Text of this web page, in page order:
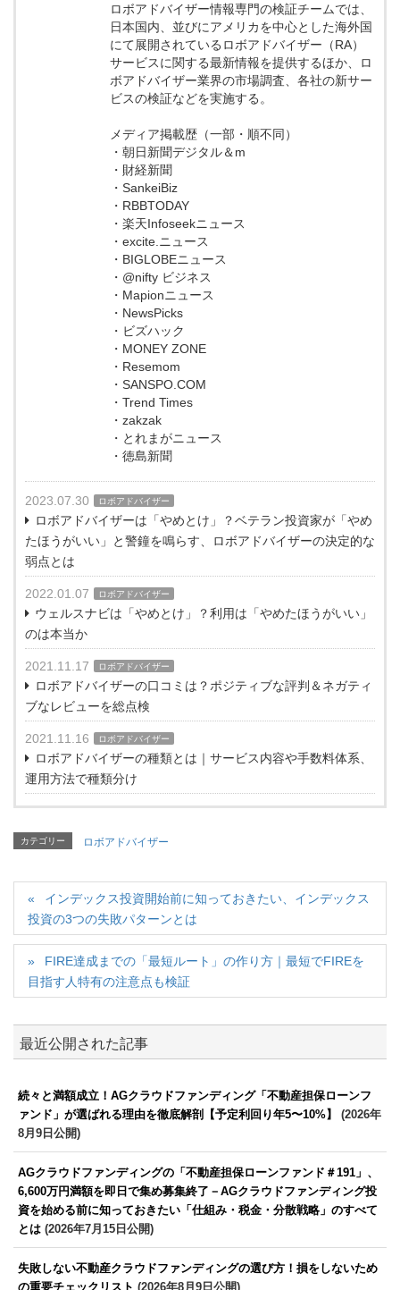
ロボアドバイザー情報専門の検証チームでは、
日本国内、並びにアメリカを中心とした海外国
にて展開されているロボアドバイザー（RA）
サービスに関する最新情報を提供するほか、ロ
ボアドバイザー業界の市場調査、各社の新サー
ビスの検証などを実施する。
メディア掲載歴（一部・順不同）
・朝日新聞デジタル＆m
・財経新聞
・SankeiBiz
・RBBTODAY
・楽天Infoseekニュース
・excite.ニュース
・BIGLOBEニュース
・@nifty ビジネス
・Mapionニュース
・NewsPicks
・ビズハック
・MONEY ZONE
・Resemom
・SANSPO.COM
・Trend Times
・zakzak
・とれまがニュース
・徳島新聞
2023.07.30 ロボアドバイザー
ロボアドバイザーは「やめとけ」？ベテラン投資家が「やめ
たほうがいい」と警鐘を鳴らす、ロボアドバイザーの決定的な
弱点とは
2022.01.07 ロボアドバイザー
ウェルスナビは「やめとけ」？利用は「やめたほうがいい」
のは本当か
2021.11.17 ロボアドバイザー
ロボアドバイザーの口コミは？ポジティブな評判＆ネガティ
ブなレビューを総点検
2021.11.16 ロボアドバイザー
ロボアドバイザーの種類とは｜サービス内容や手数料体系、
運用方法で種類分け
カテゴリー ロボアドバイザー
インデックス投資開始前に知っておきたい、インデックス
投資の3つの失敗パターンとは
FIRE達成までの「最短ルート」の作り方｜最短でFIREを
目指す人特有の注意点も検証
最近公開された記事
続々と満額成立！AGクラウドファンディング「不動産担保ローンフ
ァンド」が選ばれる理由を徹底解剖【予定利回り年5〜10%】
(2026年
8月9日公開)
AGクラウドファンディングの「不動産担保ローンファンド＃191」、
6,600万円満額を即日で集め募集終了－AGクラウドファンディング投
資を始める前に知っておきたい「仕組み・税金・分散戦略」のすべて
とは (2026年7月15日公開)
失敗しない不動産クラウドファンディングの選び方！損をしないため
の重要チェックリスト (2026年8月9日公開)